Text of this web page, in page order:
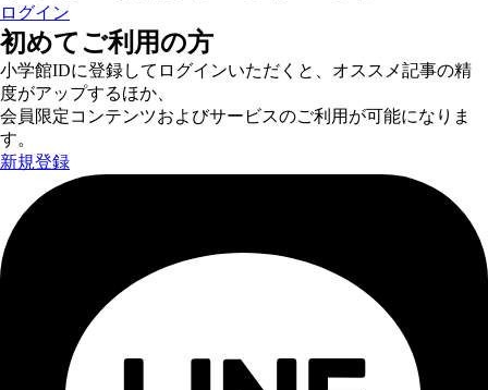
ログイン
初めてご利用の方
小学館IDに登録してログインいただくと、オススメ記事の精
度がアップするほか、
会員限定コンテンツおよびサービスのご利用が可能になりま
す。
新規登録